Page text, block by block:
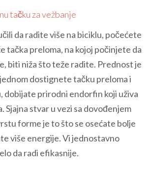
tačku za vežbanje
da radite više na biciklu, počećete
tačka preloma, na kojoj počinjete da
biti niža što teže radite. Prednost je
dostignete tačku preloma i
dobijate prirodni endorfin koji uživa
Sjajna stvar u vezi sa dovođenjem
forme je to što se osećate bolje
više energije. Vi jednostavno
da radi efikasnije.